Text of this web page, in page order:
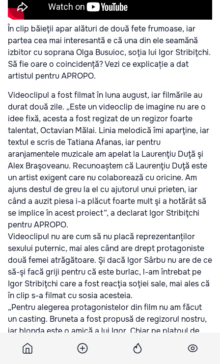
În clip băieţii apar alături de două fete frumoase, iar
partea cea mai interesantă e că una din ele seamănă
izbitor cu soprana Olga Busuioc, soţia lui Igor Stribiţchi.
Să fie oare o coincidență? Vezi ce explicație a dat
artistul pentru APROPO.
Videoclipul a fost filmat în luna august, iar filmările au
durat două zile. „Este un videoclip de imagine nu are o
idee fixă, acesta a fost regizat de un regizor foarte
talentat, Octavian Mălai. Linia melodică îmi aparţine, iar
textul e scris de Tatiana Afanas, iar pentru
aranjamentele muzicale am apelat la Laurenţiu Duţă şi
Alex Braşoveanu. Recunoaștem că Laurenţiu Duţă este
un artist exigent care nu colaborează cu oricine. Am
ajuns destul de greu la el cu ajutorul unui prieten, iar
când a auzit piesa i-a plăcut foarte mult şi a hotărât să
se implice în acest proiect”, a declarat Igor Stribiţchi
pentru APROPO.
Videoclipul nu are cum să nu placă reprezentanților
sexului puternic, mai ales când are drept protagoniste
două femei atrăgătoare. Şi dacă Igor Sârbu nu are de ce
să-şi facă griji pentru că este burlac, l-am întrebat pe
Igor Stribiţchi care a fost reacţia soţiei sale, mai ales că
în clip s-a filmat cu sosia acesteia.
„Pentru alegerea protagonistelor din film nu am făcut
un casting. Bruneta a fost propusă de regizorul nostru,
iar blonda este o amică a lui Igor. Chiar pe platoul de
filmare ne-a venit ideea ca în clip să fie două fete,
pentru că iniţial ne bazam doar pe una. E o coincidență